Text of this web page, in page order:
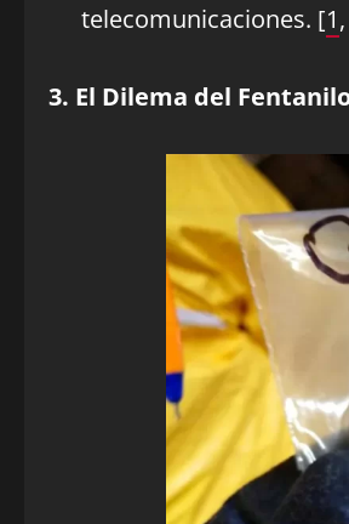
telecomunicaciones. [1,
3. El Dilema del